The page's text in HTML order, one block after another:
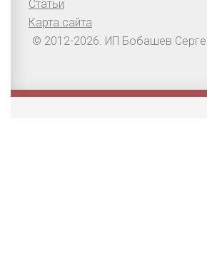
Статьи
Карта сайта
© 2012-2026. ИП Бобашев